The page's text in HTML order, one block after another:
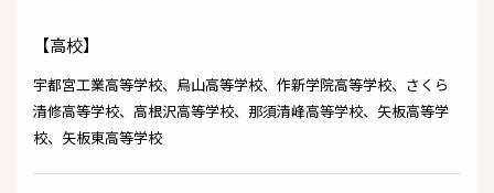
【高校】
宇都宮工業高等学校、烏山高等学校、作新学院高等学校、さくら
清修高等学校、高根沢高等学校、那須清峰高等学校、矢板高等学
校、矢板東高等学校